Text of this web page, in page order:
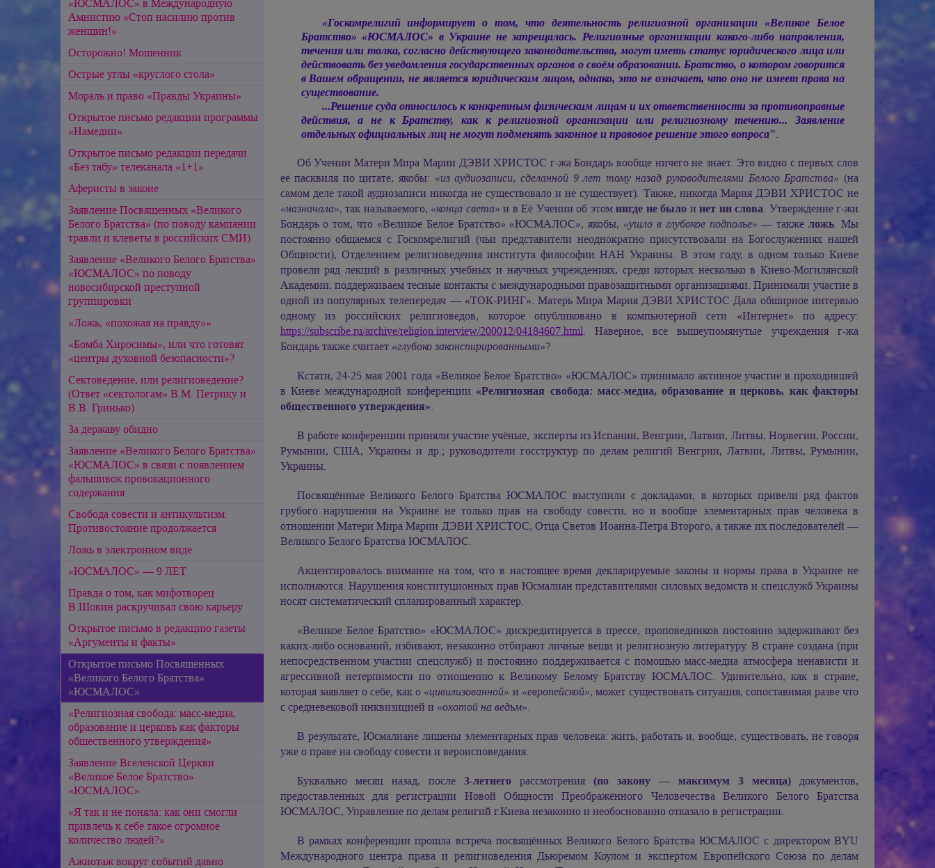
«ЮСМАЛОС» в Международную
Амнистию «Стоп насилию против
женщин!»
Осторожно! Мошенник
Острые углы «круглого стола»
Мораль и право «Правды Украины»
Открытое письмо редакции программы
«Намедни»
Открытое письмо редакции передачи
«Без табу» телеканала «1+1»
Аферисты в законе
Заявление Посвящённых «Великого
Белого Братства» (по поводу кампании
травли и клеветы в российских СМИ)
Заявление «Великого Белого Братства»
«ЮСМАЛОС» по поводу
новосибирской преступной
группировки
«Ложь, «похожая на правду»»
«Бомба Хиросимы», или что готовят
«центры духовной безопасности»?
Сектоведение, или религиоведение?
(Ответ «сектологам» В.М. Петрику и
В.В. Гринько)
За державу обидно
Заявление «Великого Белого Братства»
«ЮСМАЛОС» в связи с появлением
фальшивок провокационного
содержания
Свобода совести и антикультизм.
Противостояние продолжается
Ложь в электронном виде
«ЮСМАЛОС» — 9 ЛЕТ
Правда о том, как мифотворец
В.Шокин раскручивал свою карьеру
Открытое письмо в редакцию газеты
«Аргументы и факты»
Открытое письмо Посвящённых
«Великого Белого Братства»
«ЮСМАЛОС»
«Религиозная свобода: масс-медиа,
образование и церковь как факторы
общественного утверждения»
Заявление Вселенской Церкви
«Великое Белое Братство»
«ЮСМАЛОС»
«Я так и не поняла: как они смогли
привлечь к себе такое огромное
количество людей?»
Ажиотаж вокруг событий давно
«Госкомрелигий информирует о том, что деятельность религиозной организации «Великое Белое
Братство» «ЮСМАЛОС» в Украине не запрещалась. Религиозные организации какого-либо направления,
течения или толка, согласно действующего законодательства, могут иметь статус юридического лица или
действовать без уведомления государственных органов о своём образовании. Братство, о котором говорится
в Вашем обращении, не является юридическим лицом, однако, это не означает, что оно не имеет права на
существование.
...Решение суда относилось к конкретным физическим лицам и их ответственности за противоправные
действия, а не к Братству, как к религиозной организации или религиозному течению... Заявление
отдельных официальных лиц не могут подменять законное и правовое решение этого вопроса".
Об Учении Матери Мира Марии ДЭВИ ХРИСТОС г-жа Бондарь вообще ничего не знает. Это видно с первых слов
её пасквиля по цитате, якобы: «из аудиозаписи, сделанной 9 лет тому назад руководителями Белого Братства» (на
самом деле такой аудиозаписи никогда не существовало и не существует). Также, никогда Мария ДЭВИ ХРИСТОС не
«назначала», так называемого, «конца света» и в Её Учении об этомнигде не было и нет ни слова. Утверждение г-жи
Бондарь о том, что «Великое Белое Братство» «ЮСМАЛОС», якобы, «ушло в глубокое подполье» — такжеложь. Мы
постоянно общаемся с Госкомрелигий (чьи представители неоднократно присутствовали на Богослужениях нашей
Общности), Отделением религиоведения института философии НАН Украины. В этом году, в одном только Киеве
провели ряд лекций в различных учебных и научных учреждениях, среди которых несколько в Киево-Могилянской
Академии, поддерживаем тесные контакты с международными правозащитными организациями. Принимали участие в
одной из популярных телепередач — «ТОК-РИНГ». Матерь Мира Мария ДЭВИ ХРИСТОС Дала обширное интервью
одному из российских религиоведов, которое опубликовано в компьютерной сети «Интернет» по адресу:
https://subscribe.ru/archive/religion.interview/200012/04184607.html. Наверное, все вышеупомянутые учреждения г-жа
Бондарь также считает «глубоко законспирированными»?
Кстати, 24-25 мая 2001 года «Великое Белое Братство» «ЮСМАЛОС» принимало активное участие в проходившей
в Киеве международной конференции «Религиозная свобода: масс-медиа, образование и церковь, как факторы
общественного утверждения».
В работе конференции приняли участие учёные, эксперты из Испании, Венгрии, Латвии, Литвы, Норвегии, России,
Румынии, США, Украины и др.; руководители госструктур по делам религий Венгрии, Латвии, Литвы, Румынии,
Украины.
Посвящённые Великого Белого Братства ЮСМАЛОС выступили с докладами, в которых привели ряд фактов
грубого нарушения на Украине не только прав на свободу совести, но и вообще элементарных прав человека в
отношении Матери МираМарии ДЭВИ ХРИСТОС, Отца Светов Иоанна-Петра Второго, а также их последователей —
Великого Белого Братства ЮСМАЛОС.
Акцентировалось внимание на том, что в настоящее время декларируемые законы и нормы права в Украине не
исполняются. Нарушения конституционных прав Юсмалиан представителями силовых ведомств и спецслужб Украины
носят систематический спланированный характер.
«Великое Белое Братство» «ЮСМАЛОС» дискредитируется в прессе, проповедников постоянно задерживают без
каких-либо оснований, избивают, незаконно отбирают личные вещи и религиозную литературу. В стране создана (при
непосредственном участии спецслужб) и постоянно поддерживается с помощью масс-медиа атмосфера ненависти и
агрессивной нетерпимости по отношению к Великому Белому Братству ЮСМАЛОС. Удивительно, как в стране,
которая заявляет о себе, как о «цивилизованной» и «европейской», может существовать ситуация, сопоставимая разве что
с средневековой инквизицией и «охотой на ведьм».
В результате, Юсмалиане лишены элементарных прав человека: жить, работать и, вообще, существовать, не говоря
уже о праве на свободу совести и вероисповедания.
Буквально месяц назад, после 3-летнегорассмотрения (по закону — максимум 3 месяца)документов,
предоставленных для регистрации Новой Общности Преображённого Человечества Великого Белого Братства
ЮСМАЛОС, Управление по делам религий г.Киева незаконно и необоснованно отказало в регистрации.
В рамках конференции прошла встреча посвящённых Великого Белого Братства ЮСМАЛОС с директором BYU
Международного центра права и религиоведения Дьюремом Коулом и экспертом Европейского Союза по делам